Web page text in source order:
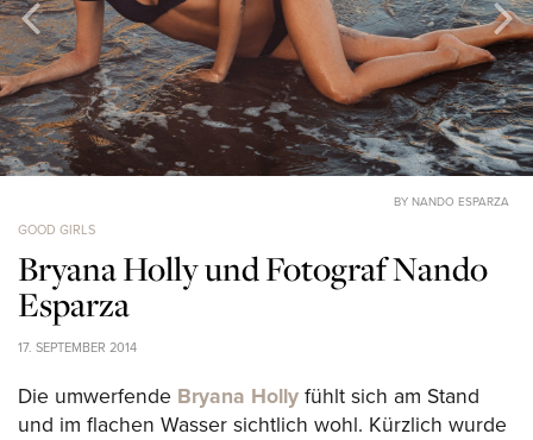
BY NANDO ESPARZA
GOOD GIRLS
Bryana Holly und Fotograf Nando
Esparza
17. SEPTEMBER 2014
Die umwerfende Bryana Holly fühlt sich am Stand
und im flachen Wasser sichtlich wohl. Kürzlich wurde